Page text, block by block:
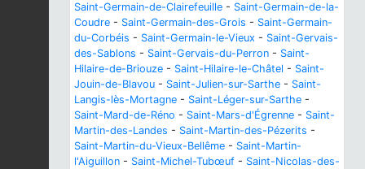
Saint-Germain-de-Clairefeuille - Saint-Germain-de-la-
Coudre - Saint-Germain-des-Grois - Saint-Germain-
du-Corbéis - Saint-Germain-le-Vieux - Saint-Gervais-
des-Sablons - Saint-Gervais-du-Perron - Saint-
Hilaire-de-Briouze - Saint-Hilaire-le-Châtel - Saint-
Jouin-de-Blavou - Saint-Julien-sur-Sarthe - Saint-
Langis-lès-Mortagne - Saint-Léger-sur-Sarthe -
Saint-Mard-de-Réno - Saint-Mars-d'Égrenne - Saint-
Martin-des-Landes - Saint-Martin-des-Pézerits -
Saint-Martin-du-Vieux-Bellême - Saint-Martin-
l'Aiguillon - Saint-Michel-Tubœuf - Saint-Nicolas-des-